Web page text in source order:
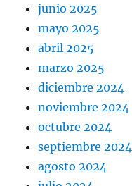
junio 2025
mayo 2025
abril 2025
marzo 2025
diciembre 2024
noviembre 2024
octubre 2024
septiembre 2024
agosto 2024